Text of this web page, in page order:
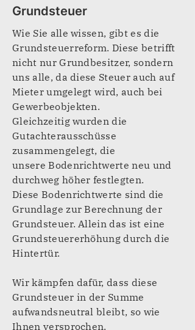
Grundsteuer
Wie Sie alle wissen, gibt es die
Grundsteuerreform. Diese betrifft
nicht nur Grundbesitzer, sondern
uns alle, da diese Steuer auch auf
Mieter umgelegt wird, auch bei
Gewerbeobjekten.
Gleichzeitig wurden die
Gutachterausschüsse
zusammengelegt, die
unsere Bodenrichtwerte neu und
durchweg höher festlegten.
Diese Bodenrichtwerte sind die
Grundlage zur Berechnung der
Grundsteuer. Allein das ist eine
Grundsteuererhöhung durch die
Hintertür.
Wir kämpfen dafür, dass diese
Grundsteuer in der Summe
aufwandsneutral bleibt, so wie
Ihnen versprochen.